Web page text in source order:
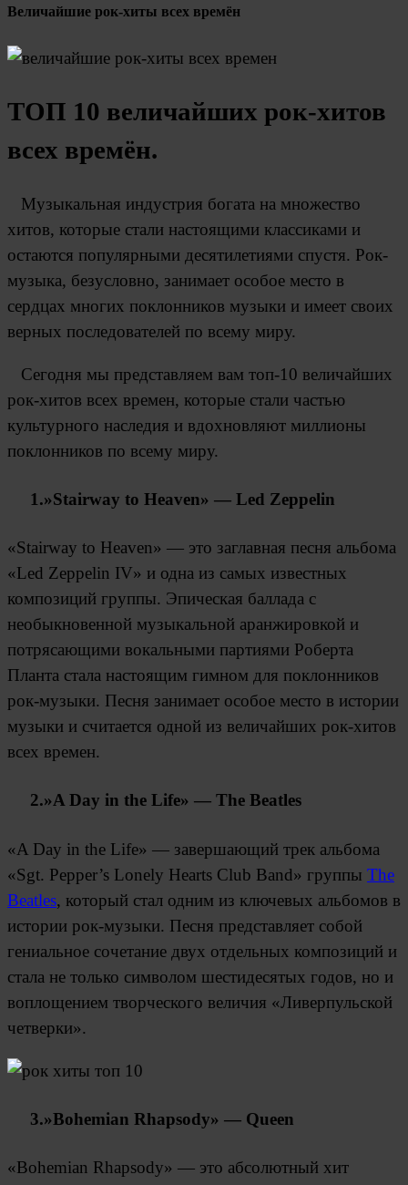
Величайшие рок-хиты всех времён
ТОП 10 величайших рок-хитов
всех времён.
Музыкальная индустрия богата на множество
хитов, которые стали настоящими классиками и
остаются популярными десятилетиями спустя. Рок-
музыка, безусловно, занимает особое место в
сердцах многих поклонников музыки и имеет своих
верных последователей по всему миру.
Сегодня мы представляем вам топ-10 величайших
рок-хитов всех времен, которые стали частью
культурного наследия и вдохновляют миллионы
поклонников по всему миру.
1.»Stairway to Heaven» — Led Zeppelin
«Stairway to Heaven» — это заглавная песня альбома
«Led Zeppelin IV» и одна из самых известных
композиций группы. Эпическая баллада с
необыкновенной музыкальной аранжировкой и
потрясающими вокальными партиями Роберта
Планта стала настоящим гимном для поклонников
рок-музыки. Песня занимает особое место в истории
музыки и считается одной из величайших рок-хитов
всех времен.
2.»A Day in the Life» — The Beatles
«A Day in the Life» — завершающий трек альбома
«Sgt. Pepper’s Lonely Hearts Club Band» группы The
Beatles, который стал одним из ключевых альбомов в
истории рок-музыки. Песня представляет собой
гениальное сочетание двух отдельных композиций и
стала не только символом шестидесятых годов, но и
воплощением творческого величия «Ливерпульской
четверки».
3.»Bohemian Rhapsody» — Queen
«Bohemian Rhapsody» — это абсолютный хит